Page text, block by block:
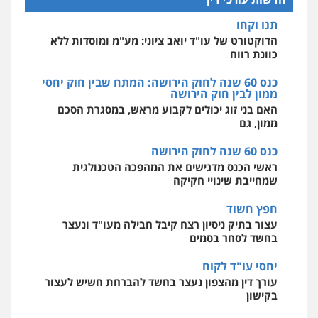
אסירים עבירות מין שירותים מקצועיים
הדוקטורט של עו"ד יואב ציוני: מע"מ ומוסדות ללא
כוונת רווח
כנס 60 שנה לחוק הירושה: המתח שבין חוק יחסי
ממון לבין חוק הירושה
האם בני זוג יכולים לקבוע מראש, במסגרת הסכם
ממון, גם
כנס 60 שנה לחוק הירושה
שמחייבת שינויי חקיקה
חפץ חשוד
בחשד לסחר בסמים
יחסי עו"ד לקוח
בקישון
עו"ד ליאור קצב הורשע בבית-הדין המשמעתי
בעיכוב כספים ופגיעה בכבוד המקצוע